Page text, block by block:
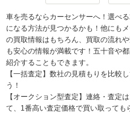
車を売るならカーセンサーへ！選べ
になる方法が見つかるかも！他にも
の買取情報はもちろん、買取の流れ
も安心の情報が満載です！五十音や
紹介することもできます。
【一括査定】数社の見積もりを比較
う！
【オークション型査定】連絡・査定
て、1番高い査定価格で買い取っても